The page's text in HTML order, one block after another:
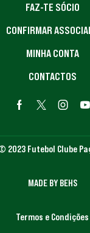
FAZ-TE SÓCIO
CONFIRMAR
MINHA CONTA
CONTACTOS
2023 Futebol Clube
MADE BY BEHS
Termos e Condições